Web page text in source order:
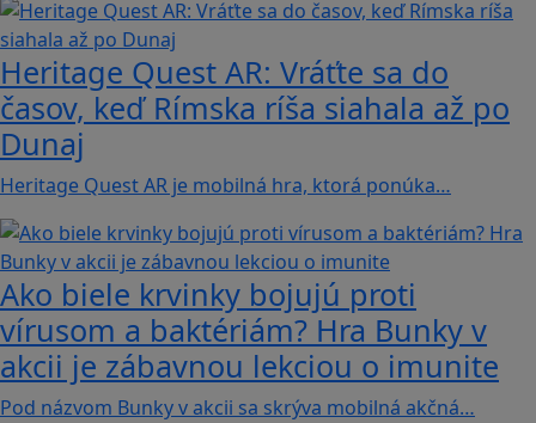
Heritage Quest AR: Vráťte sa do
časov, keď Rímska ríša siahala až po
Dunaj
Heritage Quest AR je mobilná hra, ktorá ponúka…
Ako biele krvinky bojujú proti
vírusom a baktériám? Hra Bunky v
akcii je zábavnou lekciou o imunite
Pod názvom Bunky v akcii sa skrýva mobilná akčná…